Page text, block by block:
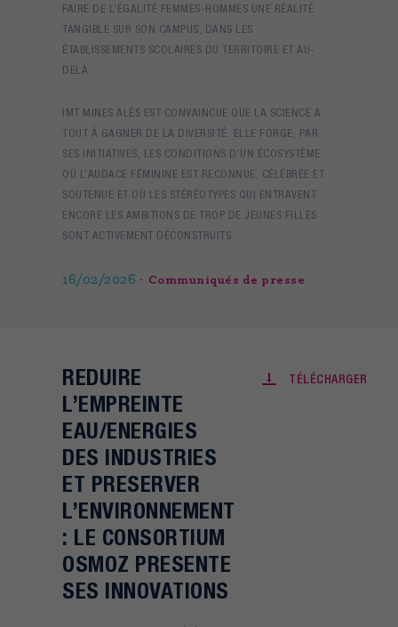
FAIRE DE L’ÉGALITÉ FEMMES-HOMMES UNE RÉALITÉ
TANGIBLE SUR SON CAMPUS, DANS LES
ÉTABLISSEMENTS SCOLAIRES DU TERRITOIRE ET AU-
DELÀ.
IMT MINES ALÈS EST CONVAINCUE QUE LA SCIENCE A
TOUT À GAGNER DE LA DIVERSITÉ. ELLE FORGE, PAR
SES INITIATIVES, LES CONDITIONS D’UN ÉCOSYSTÈME
OÙ L’AUDACE FÉMININE EST RECONNUE, CÉLÉBRÉE ET
SOUTENUE ET OÙ LES STÉRÉOTYPES QUI ENTRAVENT
ENCORE LES AMBITIONS DE TROP DE JEUNES FILLES
SONT ACTIVEMENT DÉCONSTRUITS.
16/02/2026 Communiqués de presse
REDUIRE
L’EMPREINTE
EAU/ENERGIES
DES INDUSTRIES
ET PRESERVER
L’ENVIRONNEMENT
: LE CONSORTIUM
OSMOZ PRESENTE
SES INNOVATIONS
TÉLÉCHARGER